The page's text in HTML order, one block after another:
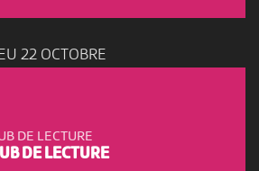
JEU 22 OCTOBRE
DE LECTURE
DE LECTURE